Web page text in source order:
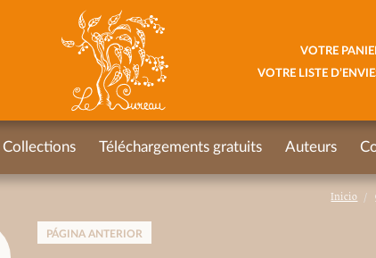
Inicio
PÁGINA ANTERIOR
VOTRE
VOTRE LISTE
Collections Téléchargements gratuits Auteurs